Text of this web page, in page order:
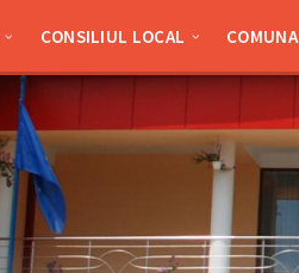
CONSILIUL LOCAL